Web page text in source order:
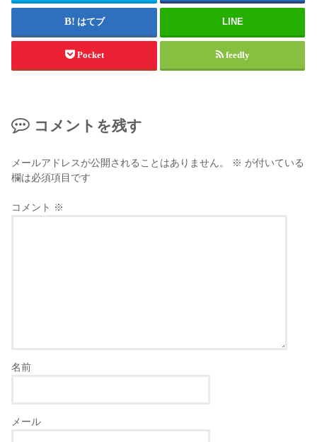
はてブ LINE
Pocket feedly
コメントを残す
メールアドレスが公開されることはありません。 ※ が付いている
欄は必須項目です
コメント ※
名前
メール